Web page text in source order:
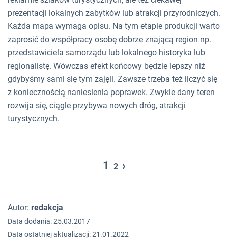
prezentacji lokalnych zabytków lub atrakcji przyrodniczych.
Każda mapa wymaga opisu. Na tym etapie produkcji warto
zaprosić do współpracy osobę dobrze znającą region np.
przedstawiciela samorządu lub lokalnego historyka lub
regionalistę. Wówczas efekt końcowy będzie lepszy niż
gdybyśmy sami się tym zajęli. Zawsze trzeba też liczyć się
z koniecznością naniesienia poprawek. Zwykle dany teren
rozwija się, ciągle przybywa nowych dróg, atrakcji
turystycznych.
1 2 ›
Autor: redakcja
Data dodania: 25.03.2017
Data ostatniej aktualizacji: 21.01.2022